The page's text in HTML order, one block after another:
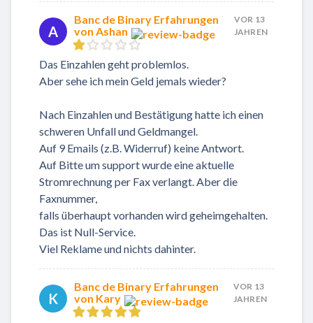
A
Banc de Binary Erfahrungen
von Ashan
VOR 13
JAHREN
Das Einzahlen geht problemlos.
Aber sehe ich mein Geld jemals wieder?
Nach Einzahlen und Bestätigung hatte ich einen
schweren Unfall und Geldmangel.
Auf 9 Emails (z.B. Widerruf) keine Antwort.
Auf Bitte um support wurde eine aktuelle
Stromrechnung per Fax verlangt. Aber die
Faxnummer,
falls überhaupt vorhanden wird geheimgehalten.
Das ist Null-Service.
Viel Reklame und nichts dahinter.
K
Banc de Binary Erfahrungen
von Kary
VOR 13
JAHREN